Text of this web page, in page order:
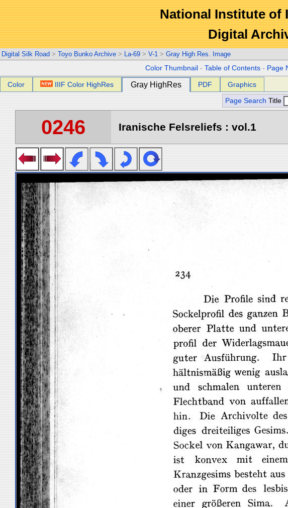
National Institute of
Digital
Digital Silk Road > Toyo Bunko Archive > La-69 > V-1 > Gray High Res. Image
Color Thumbnail -Table of Contents - Page
Color IIIF Color HighRes Gray HighRes PDF Graphics
Page Search Title
0246 Iranische Felsreliefs : vol.1